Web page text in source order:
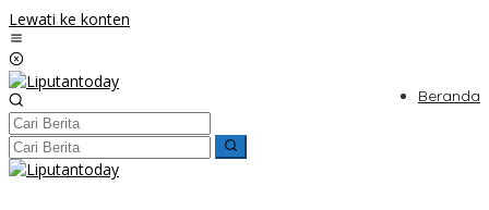
Lewati ke konten
Beranda